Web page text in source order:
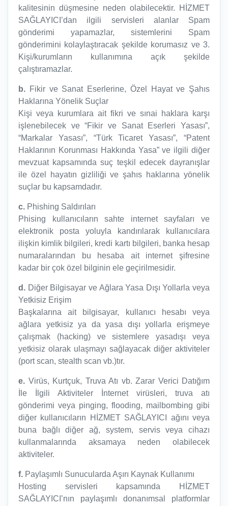
kalitesinin düşmesine neden olabilecektir. HİZMET
SAĞLAYICI’dan ilgili servisleri alanlar Spam
gönderimi yapamazlar, sistemlerini Spam
gönderimini kolaylaştıracak şekilde korumasız ve 3.
Kişi/kurumların kullanımına açık şekilde
çalıştıramazlar.
b. Fikir ve Sanat Eserlerine, Özel Hayat ve Şahıs
Haklarına Yönelik Suçlar
Kişi veya kurumlara ait fikri ve sınai haklara karşı
işlenebilecek ve “Fikir ve Sanat Eserleri Yasası”,
“Markalar Yasası”, “Türk Ticaret Yasası”, “Patent
Haklarının Korunması Hakkında Yasa” ve ilgili diğer
mevzuat kapsamında suç teşkil edecek dayranışlar
ile özel hayatın gizliliği ve şahıs haklarına yönelik
suçlar bu kapsamdadır.
c. Phishing Saldırıları
Phising kullanıcıların sahte internet sayfaları ve
elektronik posta yoluyla kandırılarak kullanıcılara
ilişkin kimlik bilgileri, kredi kartı bilgileri, banka hesap
numaralarından bu hesaba ait internet şifresine
kadar bir çok özel bilginin ele geçirilmesidir.
d. Diğer Bilgisayar ve Ağlara Yasa Dışı Yollarla veya
Yetkisiz Erişim
Başkalarına ait bilgisayar, kullanıcı hesabı veya
ağlara yetkisiz ya da yasa dışı yollarla erişmeye
çalışmak (hacking) ve sistemlere yasadışı veya
yetkisiz olarak ulaşmayı sağlayacak diğer aktiviteler
(port scan, stealth scan vb.)tır.
e. Virüs, Kurtçuk, Truva Atı vb. Zarar Verici Datığım
İle İlgili Aktiviteler İnternet virüsleri, truva atı
gönderimi veya pinging, flooding, mailbombing gibi
diğer kullanıcıların HİZMET SAĞLAYICI ağını veya
buna bağlı diğer ağ, system, servis veya cihazı
kullanmalarında aksamaya neden olabilecek
aktiviteler.
f. Paylaşımlı Sunucularda Aşırı Kaynak Kullanımı
Hosting servisleri kapsamında HİZMET
SAĞLAYICI’nın paylaşımlı donanımsal platformlar